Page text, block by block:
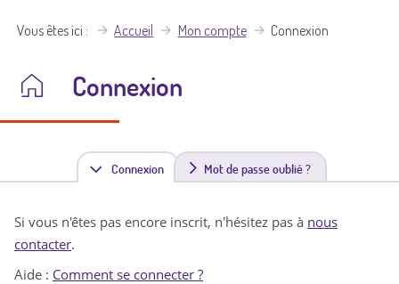
Vous êtes ici Accueil Mon compte Connexion
Connexion
Connexion(
n
Mot de passe oublié ?
Si vous n'êtes pas encore inscrit, n'hésitez pas à nous
contacter.
Aide : Comment se connecter ?